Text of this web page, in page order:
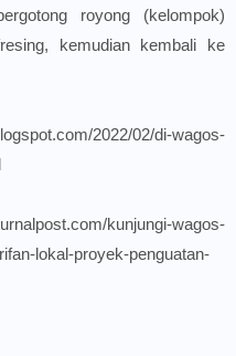
royong (kelompok)
kemudian kembali ke
2022/02/di-wagos-
kunjungi-wagos-
lokal-proyek-penguatan-